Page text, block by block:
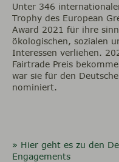
Unter 346
Trophy des European
Award 2021 für ihre
ökologischen, sozialen
Interessen verliehen.
Fairtrade Preis
war sie für den
nominiert.
» Hier geht es zu den
Engagements